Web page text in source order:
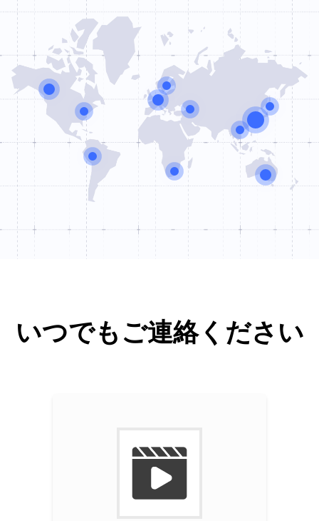
Tower One
Brüsseler Straße 1-3
D-60327 Frankfurt am Main
+49 (0) 69 71040395
sales_dach@nearhub.us
いつでもご連絡ください